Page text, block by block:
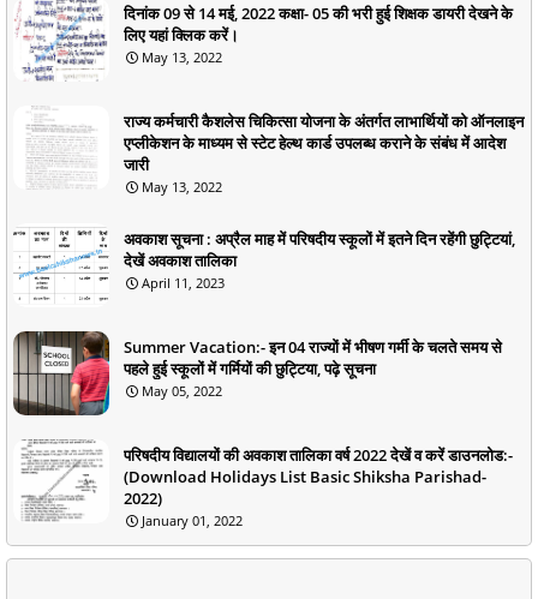
दिनांक 09 से 14 मई, 2022 कक्षा- 05 की भरी हुई शिक्षक डायरी देखने के
लिए यहां क्लिक करें।
May 13, 2022
राज्य कर्मचारी कैशलेस चिकित्सा योजना के अंतर्गत लाभार्थियों को ऑनलाइन
एप्लीकेशन के माध्यम से स्टेट हेल्थ कार्ड उपलब्ध कराने के संबंध में आदेश
जारी
May 13, 2022
अवकाश सूचना : अप्रैल माह में परिषदीय स्कूलों में इतने दिन रहेंगी छुट्टियां,
देखें अवकाश तालिका
April 11, 2023
Summer Vacation:- इन 04 राज्यों में भीषण गर्मी के चलते समय से
पहले हुई स्कूलों में गर्मियों की छुट्टिया, पढ़े सूचना
May 05, 2022
परिषदीय विद्यालयों की अवकाश तालिका वर्ष 2022 देखें व करें डाउनलोड:-
(Download Holidays List Basic Shiksha Parishad-
2022)
January 01, 2022